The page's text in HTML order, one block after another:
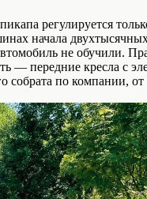
пикапа регулируется
начала
не обучили.
— передние кресла с
по компании,